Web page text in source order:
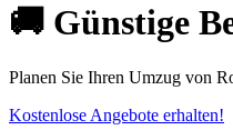
🚚 Günstige
Planen Sie Ihren Umzug von
Kostenlose Angebote erhalten!